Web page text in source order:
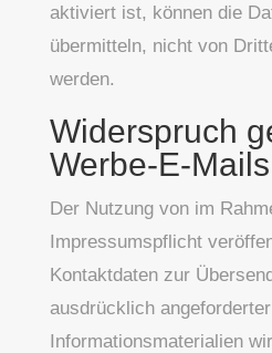
aktiviert ist, können die
übermitteln, nicht von
werden.
Widerspruch
Werbe-E-Mails
Der Nutzung von im
Impressumspflicht
Kontaktdaten zur
ausdrücklich
Informationsmaterialien